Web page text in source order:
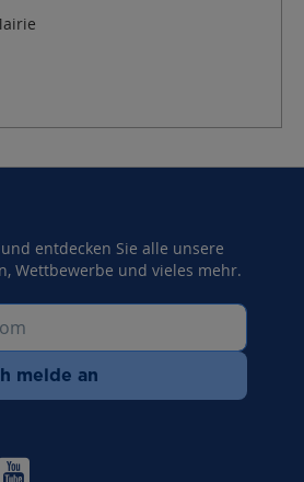
entdecken Sie alle unsere
Wettbewerbe und vieles mehr.
melde an